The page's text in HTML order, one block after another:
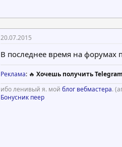
20.07.2015
В последнее время на форумах
Реклама: 🔥 Хочешь получить
ибо ленивый я. мой блог вебмастера.
Бонусник пеер